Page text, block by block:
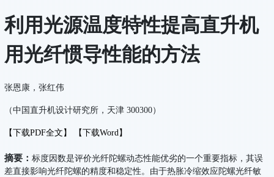
利用光源温度特性提高直升机
用光纤惯导性能的方法
张恩康，张红伟
（中国直升机设计研究所，天津 300300）
【下载PDF全文】 【下载Word】
摘要：标度因数是评价光纤陀螺动态性能优劣的一个重要指标，其误
差直接影响光纤陀螺的精度和稳定性。由于热胀冷缩效应陀螺光纤敏